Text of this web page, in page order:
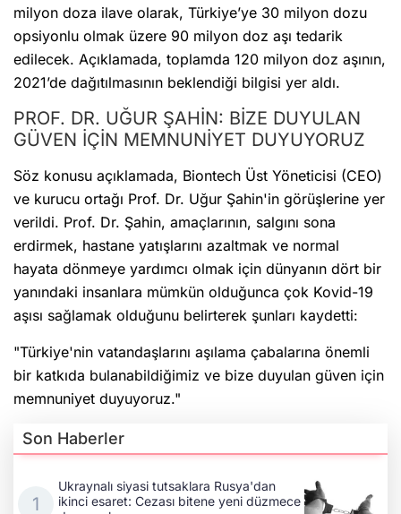
milyon doza ilave olarak, Türkiye’ye 30 milyon dozu
opsiyonlu olmak üzere 90 milyon doz aşı tedarik
edilecek. Açıklamada, toplamda 120 milyon doz aşının,
2021’de dağıtılmasının beklendiği bilgisi yer aldı.
PROF. DR. UĞUR ŞAHİN: BİZE DUYULAN
GÜVEN İÇİN MEMNUNİYET DUYUYORUZ
Söz konusu açıklamada, Biontech Üst Yöneticisi (CEO)
ve kurucu ortağı Prof. Dr. Uğur Şahin'in görüşlerine yer
verildi. Prof. Dr. Şahin, amaçlarının, salgını sona
erdirmek, hastane yatışlarını azaltmak ve normal
hayata dönmeye yardımcı olmak için dünyanın dört bir
yanındaki insanlara mümkün olduğunca çok Kovid-19
aşısı sağlamak olduğunu belirterek şunları kaydetti:
"Türkiye'nin vatandaşlarını aşılama çabalarına önemli
bir katkıda bulanabildiğimiz ve bize duyulan güven için
memnuniyet duyuyoruz."
Son Haberler
Ukraynalı siyasi tutsaklara Rusya'dan
ikinci esaret: Cezası bitene yeni düzmece